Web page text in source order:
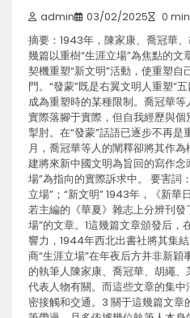
admin 03/02/2025 0
摘要：1943年，陳家康、喬冠華
幾篇以重樹“生涯立場”為焦點的
契機重塑“新文明”活動，使重塑
門。“發蒙”既是右翼文明人重塑“
成為重塑時的某種限制。喬冠華等
實際落腳于實際，但自我經歷與個
掣肘。在“發蒙”話語已逐步不再
月，喬冠華等人的闡釋卻將其作
建將來新中國文明為旨回的寫作
場”為指向的實際訴求中。 要害詞
立場”；“新文明” 1943年，《新
若主編的《華夏》雜志上分辨刊
場”的文章。1這幾篇文章頒發后
響力，1944年西北出書社將其集
商“生涯立場”在年夜后方并非新
的執筆人陳家康、喬冠華、胡繩
代表人物有關。而這些文章的集
密接觸和交通。3 關于這幾篇文